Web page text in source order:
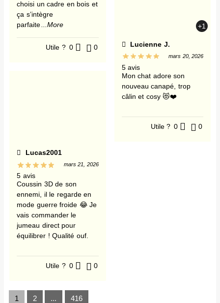
choisi un cadre en bois et
ça s’intègre
parfaite
...More
Utile ? 0 0
Lucas2001
5 avis
mars 21, 2026
Coussin 3D de son
ennemi, il le regarde en
mode guerre froide 😂 Je
vais commander le
jumeau direct pour
équilibrer ! Qualité ouf.
Utile ? 0 0
+1
Lucienne J.
5 avis
mars 20, 2026
Mon chat adore son
nouveau canapé, trop
câlin et cosy 😻❤️
Utile ? 0 0
1 2 ... 416